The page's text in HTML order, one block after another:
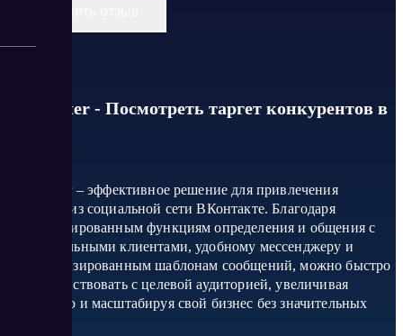
soc master - Посмотреть таргет конкурентов в
Soc Master – эффективное решение для привлечения
клиентов из социальной сети ВКонтакте. Благодаря
автоматизированным функциям определения и общения с
потенциальными клиентами, удобному мессенджеру и
персонализированным шаблонам сообщений, можно быстро
взаимодействовать с целевой аудиторией, увеличивая
конверсию и масштабируя свой бизнес без значительных